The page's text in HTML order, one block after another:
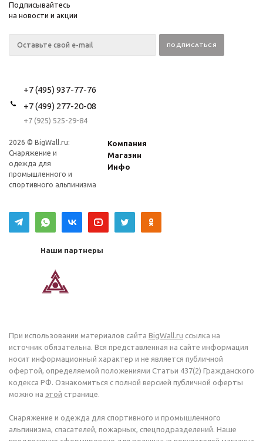
Подписывайтесь
на новости и акции
+7 (495) 937-77-76
+7 (499) 277-20-08
+7 (925) 525-29-84
2026 © BigWall.ru:
Снаряжение и
одежда для
промышленного и
спортивного альпинизма
Компания
Магазин
Инфо
Наши партнеры
При использовании материалов сайта BigWall.ru ссылка на
источник обязательна. Вся представленная на сайте информация
носит информационный характер и не является публичной
офертой, определяемой положениями Статьи 437(2) Гражданского
кодекса РФ. Ознакомиться с полной версией публичной оферты
можно на этой странице.
Снаряжение и одежда для спортивного и промышленного
альпинизма, спасателей, пожарных, спецподразделений. Наше